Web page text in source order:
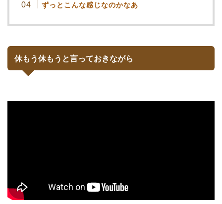
ずっとこんな感じなのかなあ
休もう休もうと言っておきながら